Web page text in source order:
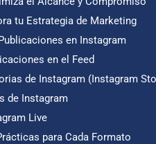
tu Estrategia de Marketing
en Instagram
en el Feed
de Instagram (Instagram
de Instagram
Live
para Cada Formato